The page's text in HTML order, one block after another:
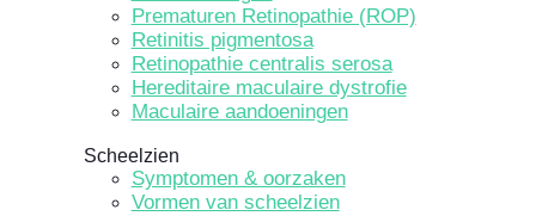
Prematuren Retinopathie (ROP)
Retinitis pigmentosa
Retinopathie centralis serosa
Hereditaire maculaire dystrofie
Maculaire aandoeningen
Scheelzien
Symptomen & oorzaken
Vormen van scheelzien